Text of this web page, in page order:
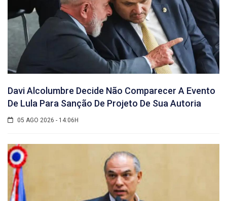
Davi Alcolumbre Decide Não Comparecer A Evento
De Lula Para Sanção De Projeto De Sua Autoria
05 AGO 2026 - 14:06H